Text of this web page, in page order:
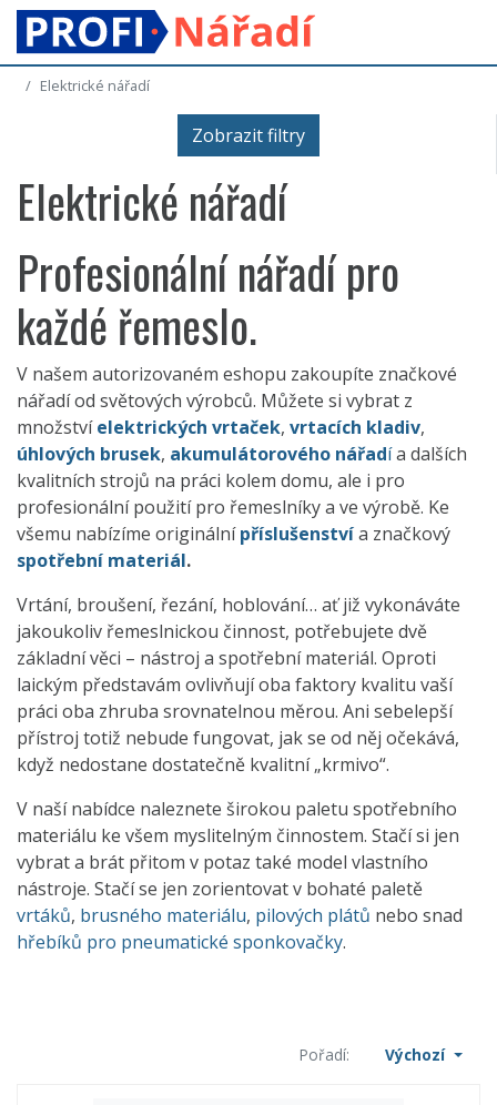
Elektrické nářadí
Zobrazit filtry
Elektrické nářadí
Profesionální nářadí pro
každé řemeslo.
V našem autorizovaném eshopu zakoupíte značkové
nářadí od světových výrobců. Můžete si vybrat z
množstvíelektrických vrtaček, vrtacích kladiv,
úhlových brusek, akumulátorového nářadía dalších
kvalitních strojů na práci kolem domu, ale i pro
profesionální použití pro řemeslníky a ve výrobě. Ke
všemu nabízíme originálnípříslušenstvía značkový
spotřební materiál.
Vrtání, broušení, řezání, hoblování… ať již vykonáváte
jakoukoliv řemeslnickou činnost, potřebujete dvě
základní věci – nástroj a spotřební materiál. Oproti
laickým představám ovlivňují oba faktory kvalitu vaší
práci oba zhruba srovnatelnou měrou. Ani sebelepší
přístroj totiž nebude fungovat, jak se od něj očekává,
když nedostane dostatečně kvalitní „krmivo“.
V naší nabídce naleznete širokou paletu spotřebního
materiálu ke všem myslitelným činnostem. Stačí si jen
vybrat a brát přitom v potaz také model vlastního
nástroje. Stačí se jen zorientovat v bohaté paletě
vrtáků, brusného materiálu, pilových plátů nebo snad
hřebíků pro pneumatické sponkovačky.
Pořadí: Výchozí